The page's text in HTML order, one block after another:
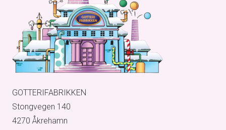
GOTTERIFABRIKKEN
Stongvegen 140
4270 Åkrehamn